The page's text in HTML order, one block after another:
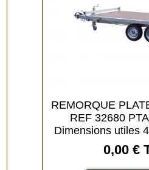
REMORQUE
REF 32680
Dimensions utiles
0,00 €